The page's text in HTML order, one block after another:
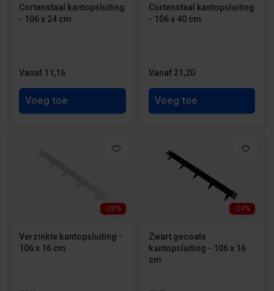
Cortenstaal kantopsluiting
- 106 x 24 cm
Vanaf 11,16
Voeg toe
Cortenstaal kantopsluiting
- 106 x 40 cm
Vanaf 21,20
Voeg toe
-20%
Verzinkte kantopsluiting -
106 x 16 cm
-24%
Zwart gecoate
kantopsluiting - 106 x 16
cm